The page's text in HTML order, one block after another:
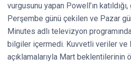
vurgusunu yapan Powell’ın
Perşembe günü çekilen ve Pazar
Minutes adlı televizyon
bilgiler içermedi. Kuvvetli veriler ve
açıklamalarıyla Mart beklentilerinin